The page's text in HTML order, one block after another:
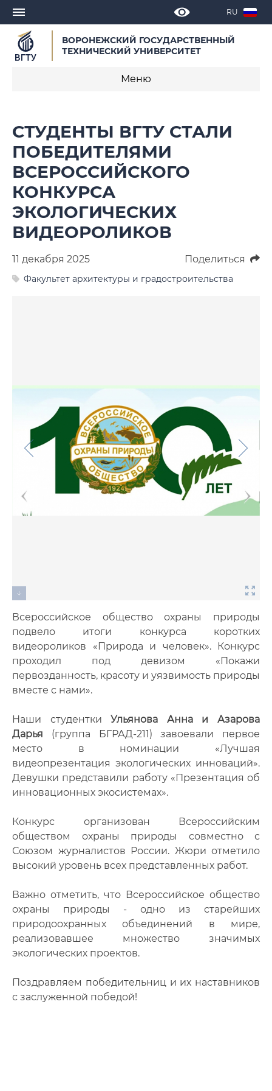
RU
ВОРОНЕЖСКИЙ ГОСУДАРСТВЕННЫЙ
ТЕХНИЧЕСКИЙ УНИВЕРСИТЕТ
Меню
Объявления
СМИ о нас
Выступления, доклады, интервью
Календарь мероприятий
Корпоративные издания
Фото
СТУДЕНТЫ ВГТУ СТАЛИ
ПОБЕДИТЕЛЯМИ
ВСЕРОССИЙСКОГО
КОНКУРСА
ЭКОЛОГИЧЕСКИХ
ВИДЕОРОЛИКОВ
11 декабря 2025 Поделиться
Факультет архитектуры и градостроительства
Всероссийское общество охраны природы
подвело итоги конкурса коротких
видеороликов «Природа и человек». Конкурс
проходил под девизом «Покажи
первозданность, красоту и уязвимость природы
вместе с нами».
Наши студенткиУльянова Анна и Азарова
Дарья (группа БГРАД-211) завоевали первое
место в номинации «Лучшая
видеопрезентация экологических инноваций».
Девушки представили работу «Презентация об
инновационных экосистемах».
Конкурс организован Всероссийским
обществом охраны природы совместно с
Союзом журналистов России. Жюри отметило
высокий уровень всех представленных работ.
Важно отметить, что Всероссийское общество
охраны природы - одно из старейших
природоохранных объединений в мире,
реализовавшее множество значимых
экологических проектов.
Поздравляем победительниц и их наставников
с заслуженной победой!